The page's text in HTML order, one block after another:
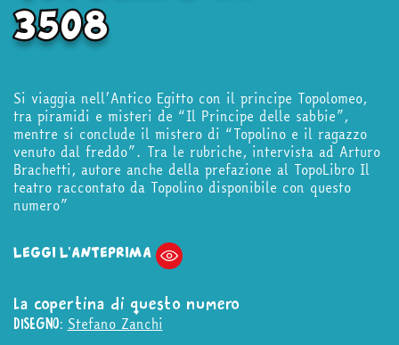
3508
Si viaggia nell’Antico Egitto con il principe Topolomeo,
tra piramidi e misteri de “Il Principe delle sabbie”,
mentre si conclude il mistero di “Topolino e il ragazzo
venuto dal freddo”. Tra le rubriche, intervista ad Arturo
Brachetti, autore anche della prefazione al TopoLibro Il
teatro raccontato da Topolino disponibile con questo
numero”
LEGGI L'ANTEPRIMA
La copertina di questo numero
DISEGNO: Stefano Zanchi